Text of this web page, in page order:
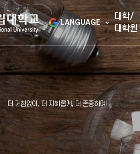
LANGUAGE
대학/
대학원